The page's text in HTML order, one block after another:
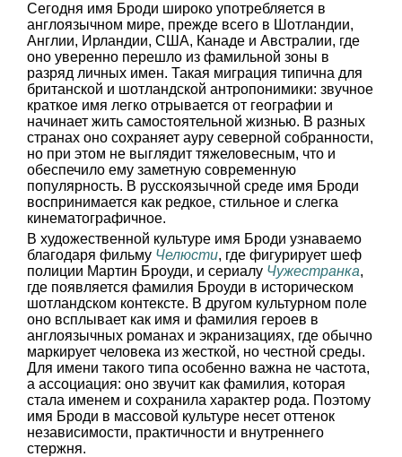
Сегодня имя Броди широко употребляется в
англоязычном мире, прежде всего в Шотландии,
Англии, Ирландии, США, Канаде и Австралии, где
оно уверенно перешло из фамильной зоны в
разряд личных имен. Такая миграция типична для
британской и шотландской антропонимики: звучное
краткое имя легко отрывается от географии и
начинает жить самостоятельной жизнью. В разных
странах оно сохраняет ауру северной собранности,
но при этом не выглядит тяжеловесным, что и
обеспечило ему заметную современную
популярность. В русскоязычной среде имя Броди
воспринимается как редкое, стильное и слегка
кинематографичное.
В художественной культуре имя Броди узнаваемо
благодаря фильму Челюсти, где фигурирует шеф
полиции Мартин Броуди, и сериалу Чужестранка,
где появляется фамилия Броуди в историческом
шотландском контексте. В другом культурном поле
оно всплывает как имя и фамилия героев в
англоязычных романах и экранизациях, где обычно
маркирует человека из жесткой, но честной среды.
Для имени такого типа особенно важна не частота,
а ассоциация: оно звучит как фамилия, которая
стала именем и сохранила характер рода. Поэтому
имя Броди в массовой культуре несет оттенок
независимости, практичности и внутреннего
стержня.